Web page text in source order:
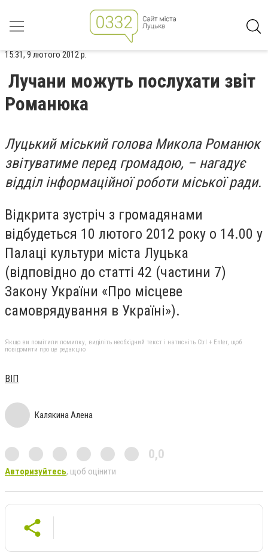
15:31, 9 лютого 2012 р.
Лучани можуть послухати звіт
Романюка
Луцький міський голова Микола Романюк
звітуватиме перед громадою, – нагадує
відділ інформаційної роботи міської ради.
Відкрита зустріч з громадянами
відбудеться 10 лютого 2012 року о 14.00 у
Палаці культури міста Луцька
(відповідно до статті 42 (частини 7)
Закону України «Про місцеве
самоврядування в Україні»).
Якщо ви помітили помилку, виділіть необхідний текст і натисніть Ctrl + Enter, щоб
повідомити про це редакцію
ВІП
Калякина Алена
0,0
Авторизуйтесь, щоб оцінити